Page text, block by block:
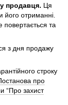
продавця. Ця
його отриманні.
повертається та
з дня продажу
строку
про
“Про захист